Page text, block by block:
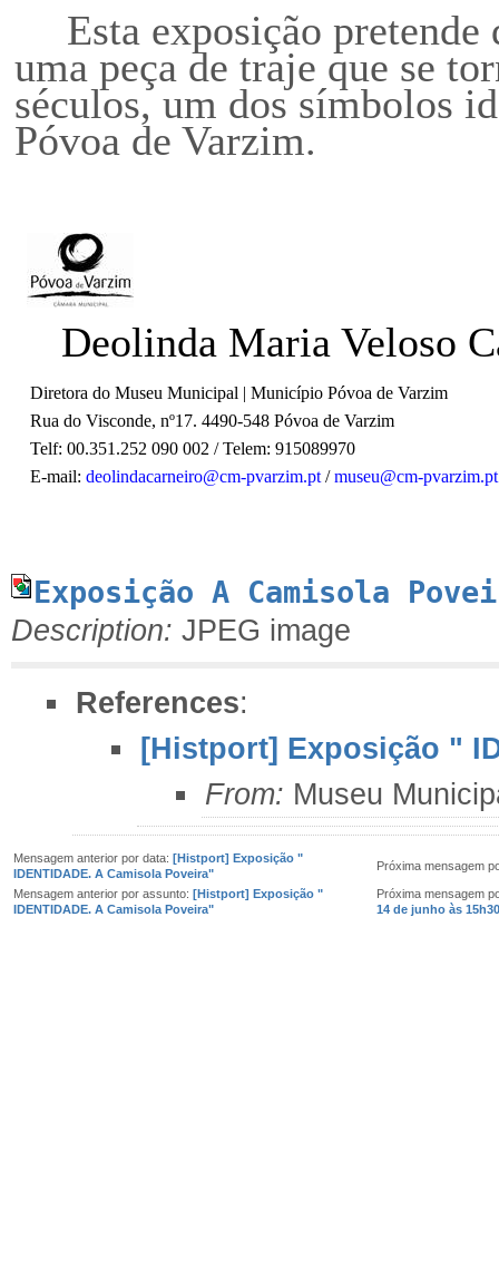
Esta exposição
uma peça de traje que se
séculos, um dos símbolos
Póvoa de Varzim.
Deolinda Maria Veloso
Diretora do Museu Municipal | Município Póvoa de Varzim
Rua do Visconde, nº17. 4490-548 Póvoa de Varzim
Telf: 00.351.252 090 002 / Telem: 915089970
E-mail:deolindacarneiro@cm-pvarzim.pt /museu@cm-pvarzim.pt
Exposição A Camisola
Description: JPEG image
References:
[Histport] Exposição "
From: Museu
Mensagem anterior por data: [Histport] Exposição "
IDENTIDADE. A Camisola Poveira"
Próxima mensagem
Mensagem anterior por assunto: [Histport] Exposição "
IDENTIDADE. A Camisola Poveira"
Próxima mensagem
14 de junho às